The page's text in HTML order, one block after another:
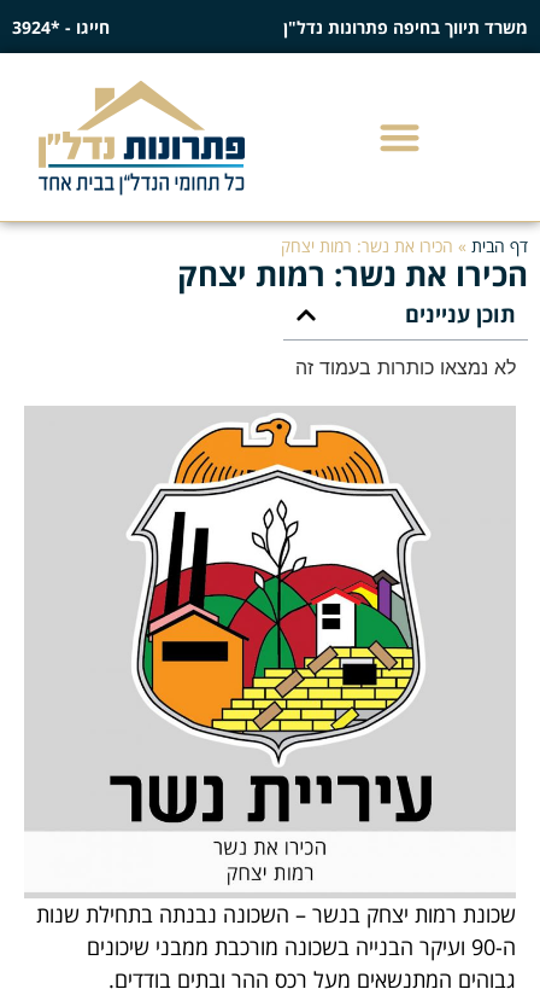
משרד תיווך בחיפה פתרונות נדל"ן חייגו - *3924
דף הבית » הכירו את נשר: רמות יצחק
הכירו את נשר: רמות יצחק
תוכן עניינים
לא נמצאו כותרות בעמוד זה
שכונת רמות יצחק בנשר – השכונה נבנתה בתחילת שנות
ה-90 ועיקר הבנייה בשכונה מורכבת ממבני שיכונים
גבוהים המתנשאים מעל רכס ההר ובתים בודדים.